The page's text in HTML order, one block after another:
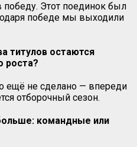
Этот поединок был
победе мы выходили
титулов остаются
роста?
ещё не сделано — впереди
отборочный сезон.
командные или